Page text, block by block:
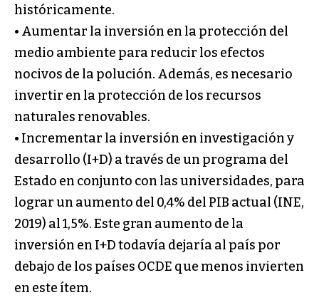
históricamente.
• Aumentar la inversión en la protección del
medio ambiente para reducir los efectos
nocivos de la polución. Además, es necesario
invertir en la protección de los recursos
naturales renovables.
• Incrementar la inversión en investigación y
desarrollo (I+D) a través de un programa del
Estado en conjunto con las universidades, para
lograr un aumento del 0,4% del PIB actual (INE,
2019) al 1,5%. Este gran aumento de la
inversión en I+D todavía dejaría al país por
debajo de los países OCDE que menos invierten
en este ítem.